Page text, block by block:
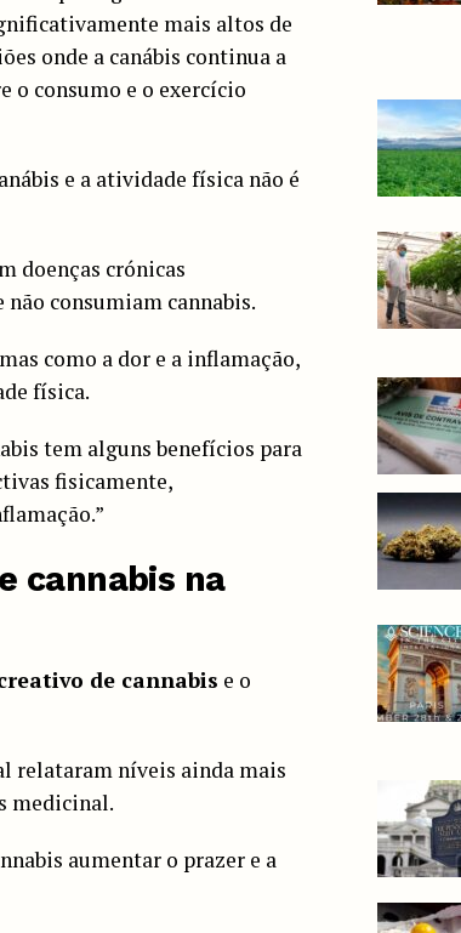
mais altos de
onde a canábis continua a
o consumo e o exercício
e a atividade física não é
doenças crónicas
consumiam cannabis.
como a dor e a inflamação,
física.
tem alguns benefícios para
fisicamente,
cannabis na
de cannabis e o
relataram níveis ainda mais
medicinal.
aumentar o prazer e a